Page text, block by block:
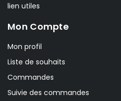
lien utiles
Mon Compte
Mon profil
Liste de souhaits
Commandes
Suivie des commandes